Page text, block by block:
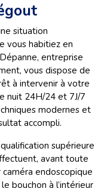
situation
vous habitiez en
entreprise
vous dispose de
à intervenir à votre
nuit 24H/24 et 7J/7
modernes et
accompli.
supérieure
avant toute
endoscopique
bouchon à l’intérieur